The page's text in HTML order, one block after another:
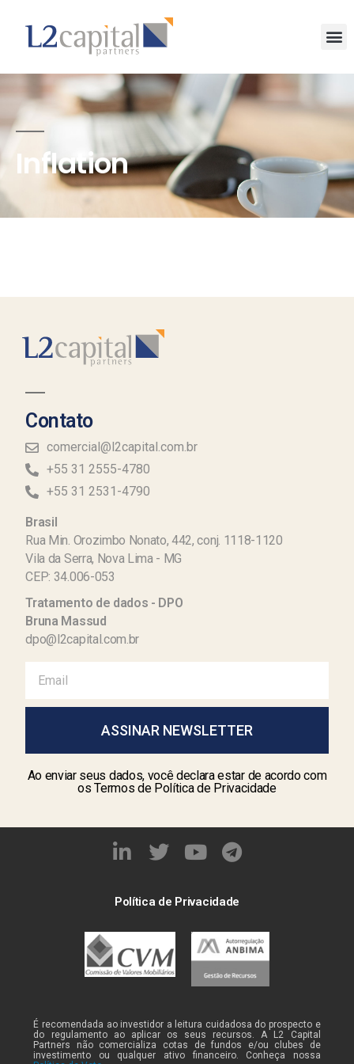
Inflation
Contato
comercial@l2capital.com.br
+55 31 2555-4780
+55 31 2531-4790
Brasil
Rua Min. Orozimbo Nonato, 442, conj. 1118-1120
Vila da Serra, Nova Lima - MG
CEP: 34.006-053
Tratamento de dados - DPO
Bruna Massud
dpo@l2capital.com.br
ASSINAR NEWSLETTER
Ao enviar seus dados, você declara estar de acordo com
os Termos de Política de Privacidade
Política de Privacidade
É recomendada ao investidor a leitura cuidadosa do prospecto e
do regulamento ao aplicar os seus recursos. A L2 Capital
Partners não comercializa cotas de fundos e/ou clubes de
investimento ou qualquer ativo financeiro. Conheça nossa